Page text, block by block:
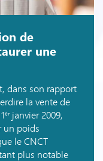
de
une
dans son rapport
la vente de
janvier 2009,
un poids
le CNCT
plus notable